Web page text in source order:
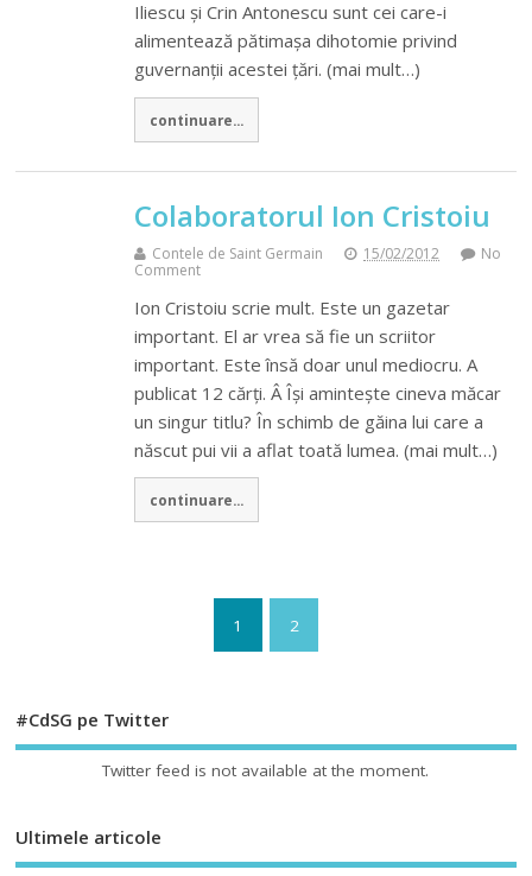
Iliescu și Crin Antonescu sunt cei care-i
alimentează pătimașa dihotomie privind
guvernanții acestei țări. (mai mult…)
continuare...
Colaboratorul Ion Cristoiu
Contele de Saint Germain 15/02/2012
No
Comment
Ion Cristoiu scrie mult. Este un gazetar
important. El ar vrea să fie un scriitor
important. Este însă doar unul mediocru. A
publicat 12 cărți. Â Își amintește cineva măcar
un singur titlu? În schimb de găina lui care a
născut pui vii a aflat toată lumea. (mai mult…)
continuare...
1 2
#CdSG pe Twitter
Twitter feed is not available at the moment.
Ultimele articole